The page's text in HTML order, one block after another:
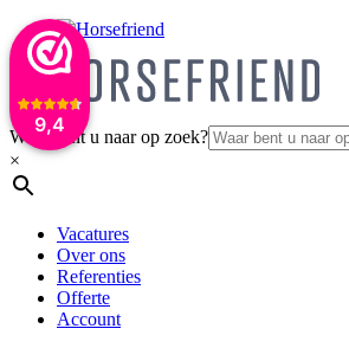
9,4
Waar bent u naar op zoek?
×
Vacatures
Over ons
Referenties
Offerte
Account